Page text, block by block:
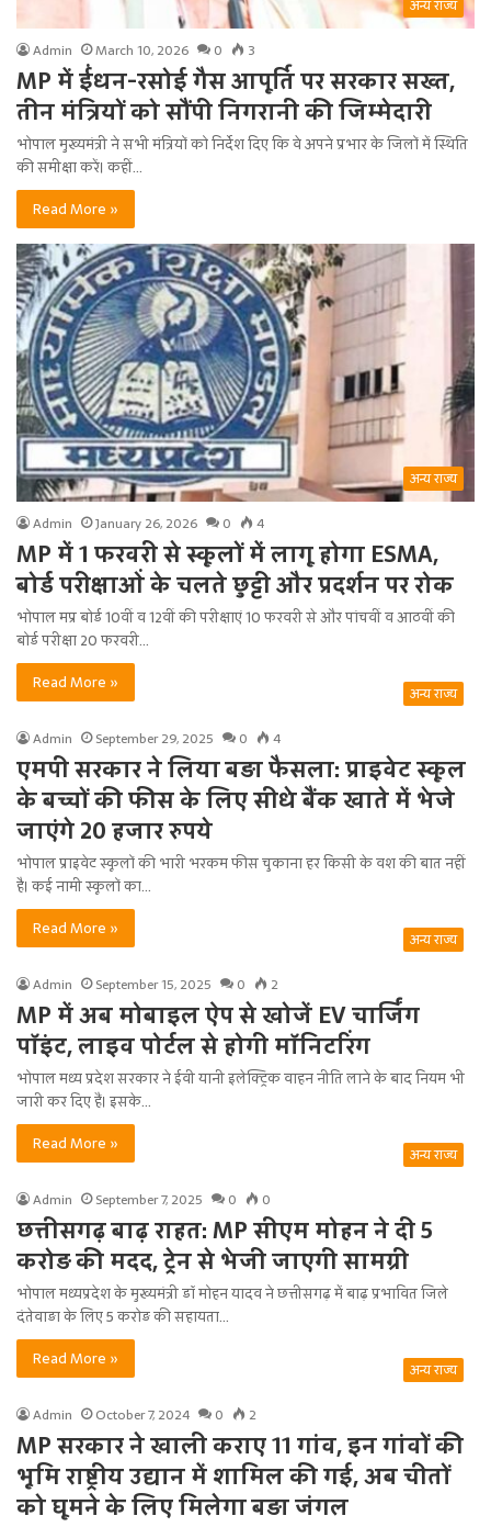
अन्य राज्य
Admin March 10, 2026 0 3
MP में ईंधन-रसोई गैस आपूर्ति पर सरकार सख्त,
तीन मंत्रियों को सौंपी निगरानी की जिम्मेदारी
भोपाल मुख्यमंत्री ने सभी मंत्रियों को निर्देश दिए कि वे अपने प्रभार के जिलों में स्थिति
की समीक्षा करें। कहीं…
Read More »
अन्य राज्य
Admin January 26, 2026 0 4
MP में 1 फरवरी से स्कूलों में लागू होगा ESMA,
बोर्ड परीक्षाओं के चलते छुट्टी और प्रदर्शन पर रोक
भोपाल मप्र बोर्ड 10वीं व 12वीं की परीक्षाएं 10 फरवरी से और पांचवीं व आठवीं की
बोर्ड परीक्षा 20 फरवरी…
Read More »
अन्य राज्य
Admin September 29, 2025 0 4
एमपी सरकार ने लिया बड़ा फैसला: प्राइवेट स्कूल
के बच्चों की फीस के लिए सीधे बैंक खाते में भेजे
जाएंगे 20 हजार रुपये
भोपाल प्राइवेट स्कूलों की भारी भरकम फीस चुकाना हर किसी के वश की बात नहीं
है। कई नामी स्कूलों का…
Read More »
अन्य राज्य
Admin September 15, 2025 0 2
MP में अब मोबाइल ऐप से खोजें EV चार्जिंग
पॉइंट, लाइव पोर्टल से होगी मॉनिटरिंग
भोपाल मध्य प्रदेश सरकार ने ईवी यानी इलेक्ट्रिक वाहन नीति लाने के बाद नियम भी
जारी कर दिए हैं। इसके…
Read More »
अन्य राज्य
Admin September 7, 2025 0 0
छत्तीसगढ़ बाढ़ राहत: MP सीएम मोहन ने दी 5
करोड़ की मदद, ट्रेन से भेजी जाएगी सामग्री
भोपाल मध्यप्रदेश के मुख्यमंत्री डॉ मोहन यादव ने छत्तीसगढ़ में बाढ़ प्रभावित जिले
दंतेवाड़ा के लिए 5 करोड़ की सहायता…
Read More »
अन्य राज्य
Admin October 7, 2024 0 2
MP सरकार ने खाली कराए 11 गांव, इन गांवों की
भूमि राष्ट्रीय उद्यान में शामिल की गई, अब चीतों
को घूमने के लिए मिलेगा बड़ा जंगल